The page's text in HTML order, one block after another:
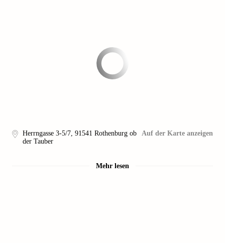
Herrngasse 3-5/7, 91541 Rothenburg ob
der Tauber
Auf der Karte anzeigen
Mehr lesen